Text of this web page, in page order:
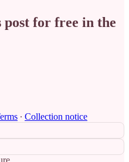
for free in the
∙ Collection notice